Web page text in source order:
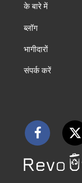
के बारे में
ब्लॉग
भागीदारों
संपर्क करें